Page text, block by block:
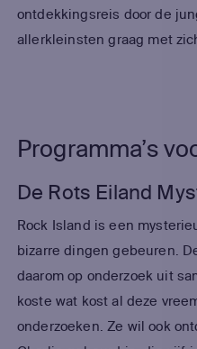
ontdekkingsreis door de
allerkleinsten graag met
Programma’s
De Rots Eiland
Rock Island is een
bizarre dingen gebeuren.
daarom op onderzoek uit
koste wat kost al deze
onderzoeken. Ze wil ook